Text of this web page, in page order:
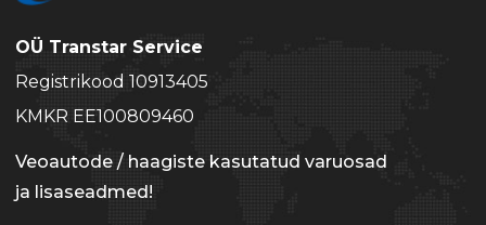
OÜ Transtar Service
Registrikood 10913405
KMKR EE100809460
Veoautode / haagiste kasutatud varuosad
ja lisaseadmed!